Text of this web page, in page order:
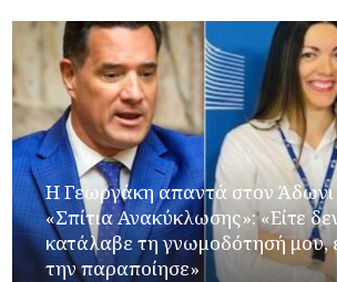
Η Γεωργάκη απαντά στον Άδωνι
«Σπίτια Ανακύκλωσης»: «Είτε
κατάλαβε τη γνωμοδότησή μου,
την παραποίησε»